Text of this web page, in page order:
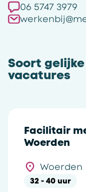
06 5747 3979
Soort gelijke
vacatures
Facilitair
Woerden
Woerden
32 - 40 uur